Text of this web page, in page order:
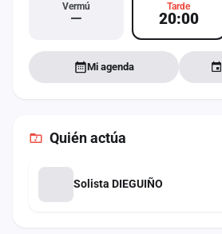
Vermú
—
Tarde
20:00
Mi agenda
Quién actúa
Solista DIEGUIÑO